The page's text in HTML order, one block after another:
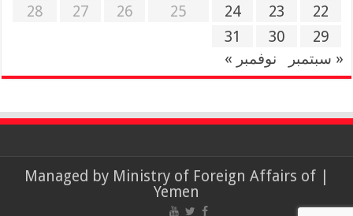
22
23
24
25
26
27
28
29
30
31
« سبتمبر
نوفمبر »
Ministry of Foreign Affairs of
Yemen